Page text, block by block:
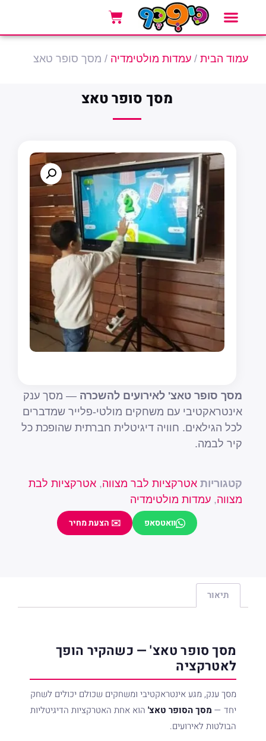
עמוד הבית / עמדות מולטימדיה / מסך סופר טאצ
מסך סופר טאצ
מסך סופר טאצ' לאירועים להשכרה — מסך ענק
אינטראקטיבי עם משחקים מולטי-פלייר שמדברים
לכל הגילאים. חוויה דיגיטלית חברתית שהופכת כל
קיר לבמה.
קטגוריות אטרקציות לבר מצווה, אטרקציות לבת
מצווה, עמדות מולטימדיה
וואטסאפ ✉️ הצעת מחיר
טלפון
תיאור
מסך סופר טאצ' — כשהקיר הופך
לאטרקציה
מסך ענק, מגע אינטראקטיבי ומשחקים שכולם יכולים לשחק
יחד — מסך הסופר טאצ' הוא אחת האטרקציות הדיגיטליות
הבולטות לאירועים.